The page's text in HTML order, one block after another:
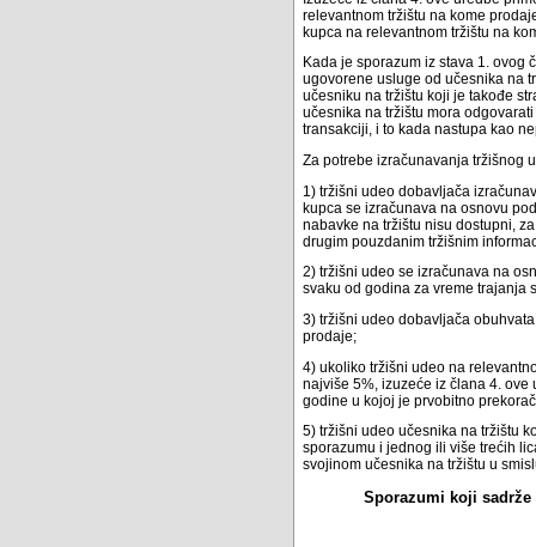
relevantnom tržištu na kome
kupca na relevantnom tržištu na
Kada je sporazum iz stava 1.
ugovorene usluge od učesnika na
učesniku na tržištu koji je takođe
učesnika na tržištu mora
transakciji, i to kada nastupa kao
Za potrebe izračunavanja tržišnog
1) tržišni udeo dobavljača
kupca se izračunava na osnovu
nabavke na tržištu nisu dostupni,
drugim pouzdanim tržišnim
2) tržišni udeo se izračunava na
svaku od godina za vreme trajanja
3) tržišni udeo dobavljača
prodaje;
4) ukoliko tržišni udeo na
najviše 5%, izuzeće iz člana 4.
godine u kojoj je prvobitno
5) tržišni udeo učesnika na tržištu
sporazumu i jednog ili više trećih
svojinom učesnika na tržištu u
Sporazumi koji sadrže